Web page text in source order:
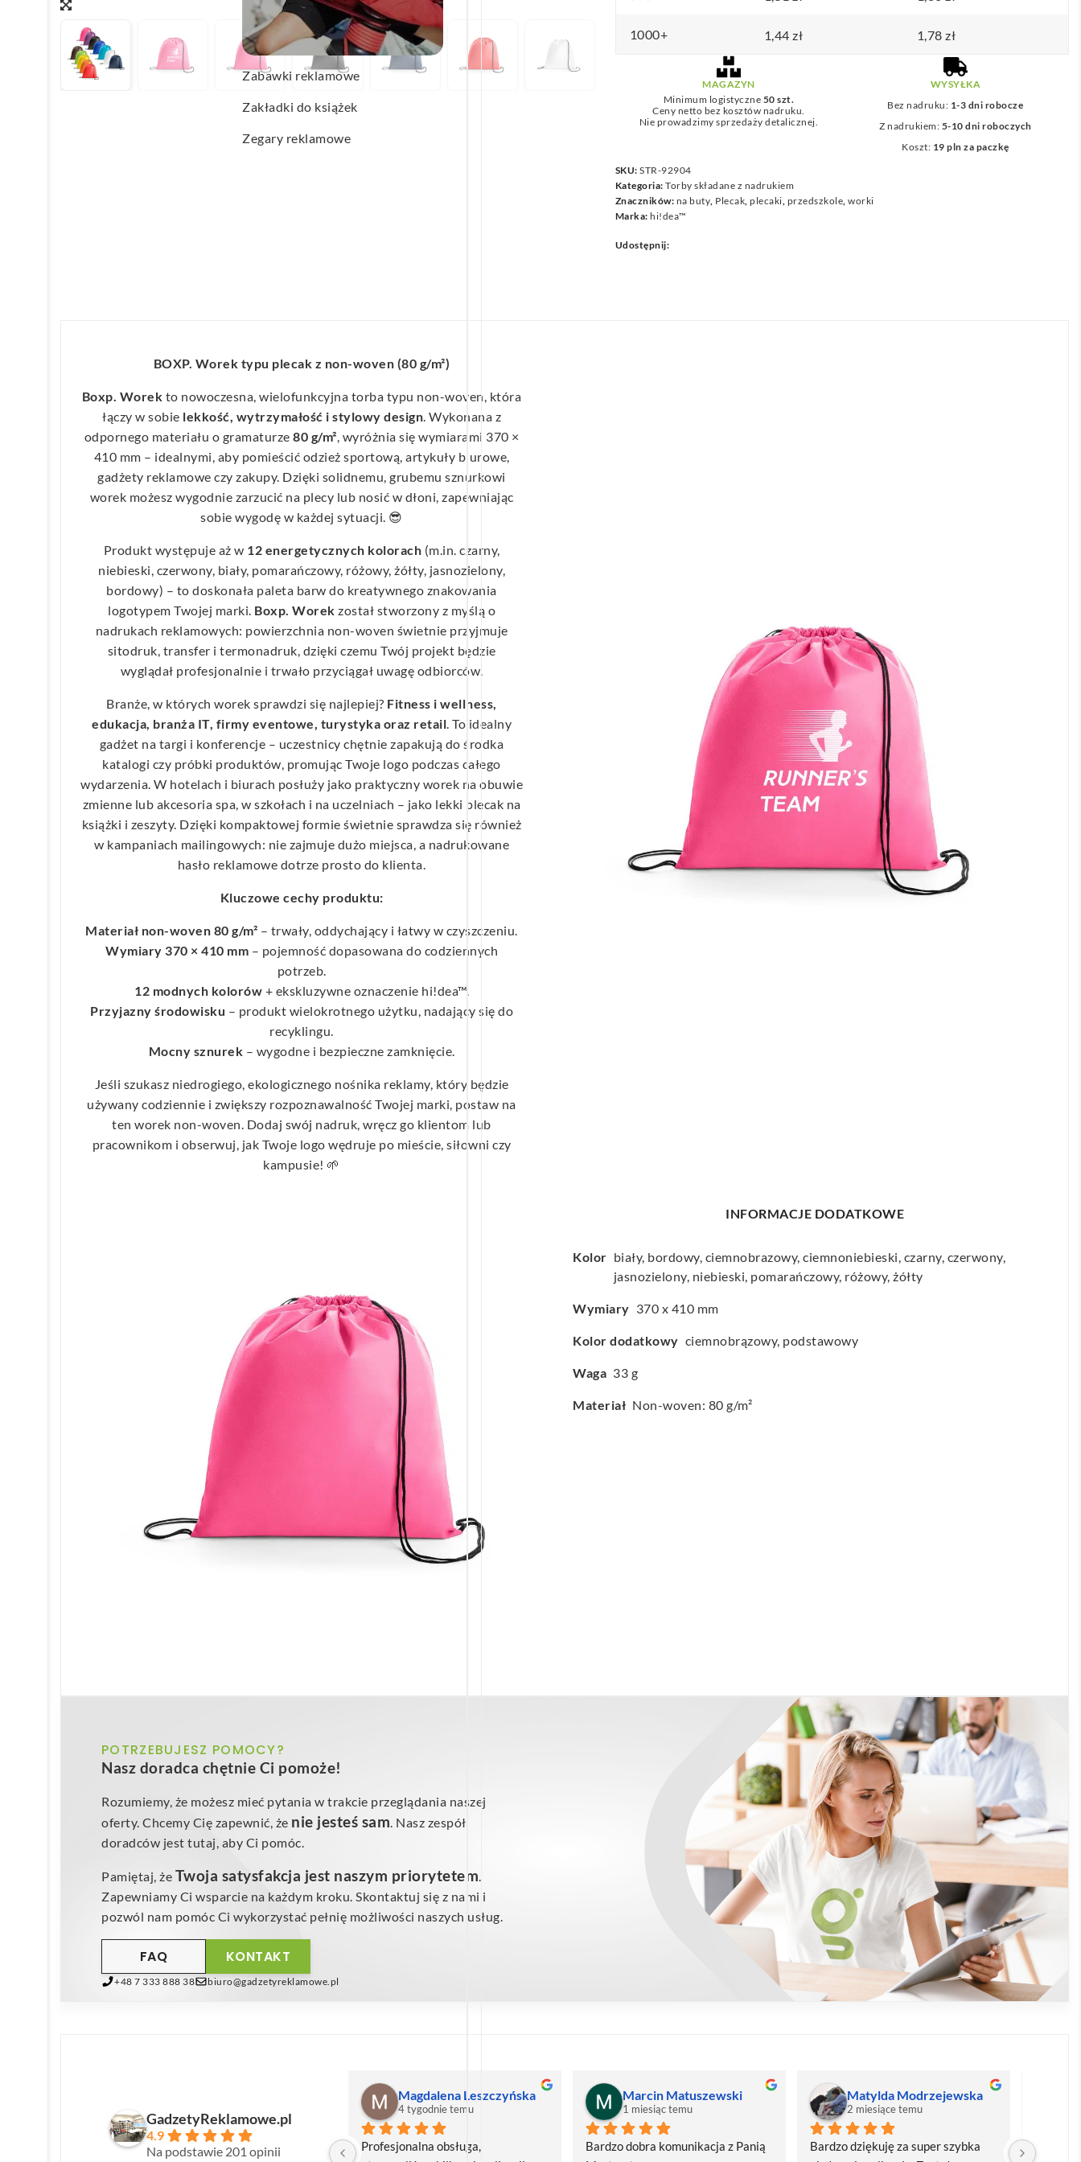
Wachlarze reklamowe
Wagi kuchenne
Zabawki reklamowe
Zakładki do książek
Zegary reklamowe
1000+ 1,44zł 1,78zł
MAGAZYN
Minimum logistyczne 50 szt.
Ceny netto bez kosztów nadruku.
Nie prowadzimy sprzedaży detalicznej.
WYSYŁKA
Bez nadruku: 1-3 dni robocze
Z nadrukiem: 5-10 dni roboczych
Koszt: 19 pln za paczkę
SKU:STR-92904
Kategoria:Torby składane z nadrukiem
Znaczników: na buty Plecak ,plecaki przedszkole ,worki
Marka:hi!dea™
Udostępnij:
BOXP. Worek typu plecak z non-woven (80 g/m²)
Boxp. Worek to nowoczesna, wielofunkcyjna torba typu non-woven, która
łączy w sobie lekkość, wytrzymałość i stylowy design. Wykonana z
odpornego materiału o gramaturze 80 g/m², wyróżnia się wymiarami 370 ×
410 mm – idealnymi, aby pomieścić odzież sportową, artykuły biurowe,
gadżety reklamowe czy zakupy. Dzięki solidnemu, grubemu sznurkowi
worek możesz wygodnie zarzucić na plecy lub nosić w dłoni, zapewniając
sobie wygodę w każdej sytuacji. 😎
Produkt występuje aż w 12 energetycznych kolorach (m.in. czarny,
niebieski, czerwony, biały, pomarańczowy, różowy, żółty, jasnozielony,
bordowy) – to doskonała paleta barw do kreatywnego znakowania
logotypem Twojej marki. Boxp. Worek został stworzony z myślą o
nadrukach reklamowych: powierzchnia non-woven świetnie przyjmuje
sitodruk, transfer i termonadruk, dzięki czemu Twój projekt będzie
wyglądał profesjonalnie i trwało przyciągał uwagę odbiorców.
Branże, w których worek sprawdzi się najlepiej? Fitness i wellness,
edukacja, branża IT, firmy eventowe, turystyka oraz retail. To idealny
gadżet na targi i konferencje – uczestnicy chętnie zapakują do środka
katalogi czy próbki produktów, promując Twoje logo podczas całego
wydarzenia. W hotelach i biurach posłuży jako praktyczny worek na obuwie
zmienne lub akcesoria spa, w szkołach i na uczelniach – jako lekki plecak na
książki i zeszyty. Dzięki kompaktowej formie świetnie sprawdza się również
w kampaniach mailingowych: nie zajmuje dużo miejsca, a nadrukowane
hasło reklamowe dotrze prosto do klienta.
Kluczowe cechy produktu:
Materiał non-woven 80 g/m² – trwały, oddychający i łatwy w czyszczeniu.
Wymiary 370 × 410 mm – pojemność dopasowana do codziennych
potrzeb.
12 modnych kolorów + ekskluzywne oznaczenie hi!dea™.
Przyjazny środowisku – produkt wielokrotnego użytku, nadający się do
recyklingu.
Mocny sznurek – wygodne i bezpieczne zamknięcie.
Jeśli szukasz niedrogiego, ekologicznego nośnika reklamy, który będzie
używany codziennie i zwiększy rozpoznawalność Twojej marki, postaw na
ten worek non-woven. Dodaj swój nadruk, wręcz go klientom lub
pracownikom i obserwuj, jak Twoje logo wędruje po mieście, siłowni czy
kampusie! 🌱
INFORMACJE DODATKOWE
Kolor biały, bordowy, ciemnobrazowy, ciemnoniebieski, czarny, czerwony,
jasnozielony, niebieski, pomarańczowy, różowy, żółty
Wymiary 370 x 410 mm
Kolor dodatkowy ciemnobrązowy, podstawowy
Waga 33 g
Materiał Non-woven: 80 g/m²
POTRZEBUJESZ POMOCY?
Nasz doradca chętnie Ci pomoże!
Rozumiemy, że możesz mieć pytania w trakcie przeglądania naszej
oferty. Chcemy Cię zapewnić, że nie jesteś sam. Nasz zespół
doradców jest tutaj, aby Ci pomóc.
Pamiętaj, że Twoja satysfakcja jest naszym priorytetem.
Zapewniamy Ci wsparcie na każdym kroku. Skontaktuj się z nami i
pozwól nam pomóc Ci wykorzystać pełnię możliwości naszych usług.
KONTAKT
FAQ
+48 7 333 888 38 biuro@gadzetyreklamowe.pl
GadzetyReklamowe.pl
4.9
Na podstawie 201 opinii
Magdalena Leszczyńska
4 tygodnie temu
Profesjonalna obsługa,
Marcin Matuszewski
1 miesiąc temu
Bardzo dobra komunikacja z Panią
Matylda Modrzejewska
2 miesiące temu
Bardzo dziękuję za super szybka
Bardzo